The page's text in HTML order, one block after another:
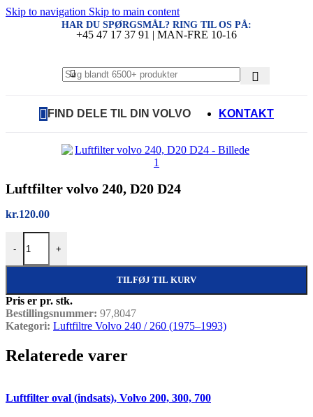
Skip to navigation Skip to main content
HAR DU SPØRGSMÅL? RING TIL OS PÅ:
+45 47 17 37 91 | MAN-FRE 10-16
FIND DELE TIL DIN VOLVO KONTAKT
Luftfilter volvo 240, D20 D24
kr.120.00
-
Luftfilter volvo 240, D20 D24 antal
+
TILFØJ TIL KURV
Pris er pr. stk.
Bestillingsnummer: 97,8047
Kategori: Luftfiltre Volvo 240 / 260 (1975–1993)
Relaterede varer
Luftfilter oval (indsats), Volvo 200, 300, 700